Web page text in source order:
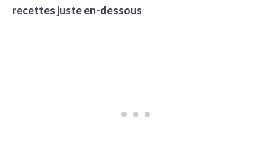
recettes juste en-dessous